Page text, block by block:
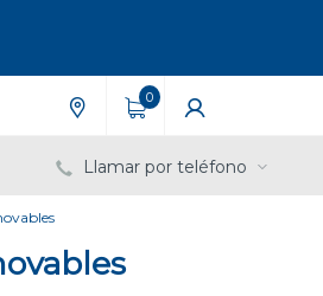
0
Llamar por teléfono